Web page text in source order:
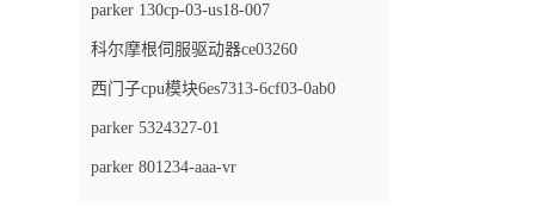
parker 130cp-03-us18-007
科尔摩根伺服驱动器ce03260
西门子cpu模块6es7313-6cf03-0ab0
parker 5324327-01
parker 801234-aaa-vr